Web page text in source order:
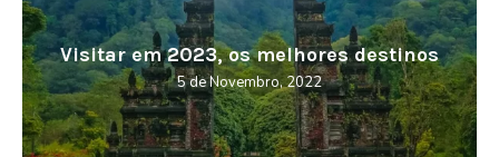
Visitar em 2023, os melhores destinos
5 de Novembro, 2022